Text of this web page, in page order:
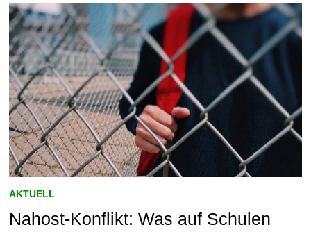
AKTUELL
Nahost-Konflikt: Was auf Schulen